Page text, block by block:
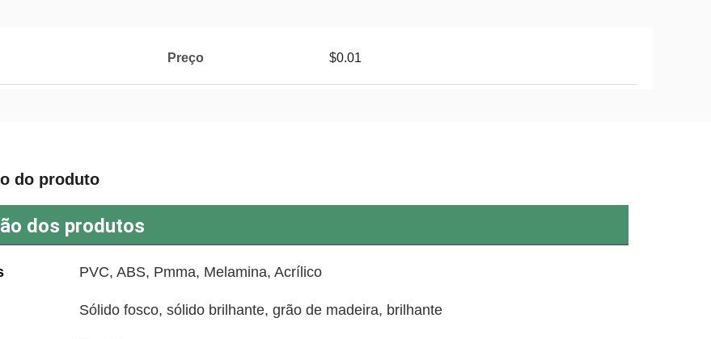
Preço $0.01
do produto
dos produtos
PVC, ABS, Pmma, Melamina, Acrílico
Sólido fosco, sólido brilhante, grão de madeira, brilhante